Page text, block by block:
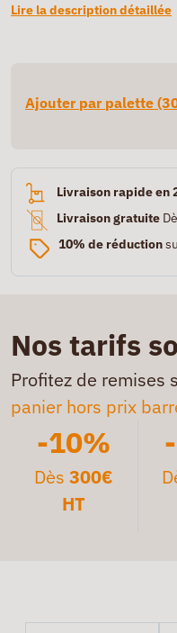
Lire la description détaillée
Ajouter par palette
Livraison rapide en
Livraison gratuite
10% de réduction
Nos tarifs
Profitez de remises
panier hors prix
-10%
Dès300€
HT